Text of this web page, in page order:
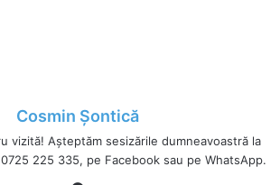
Cosmin Șontică
vizită! Așteptăm sesizările dumneavoastră la
225 335, pe Facebook sau pe WhatsApp.